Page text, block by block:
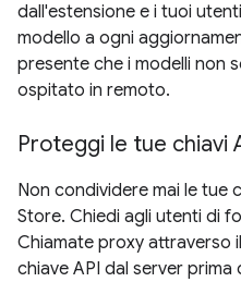
dall'estensione e i tuoi
modello a ogni
presente che i modelli non
ospitato in remoto.
Proteggi le tue chiavi
Non condividere mai le tue
Store. Chiedi agli utenti di
Chiamate proxy attraverso
chiave API dal server prima